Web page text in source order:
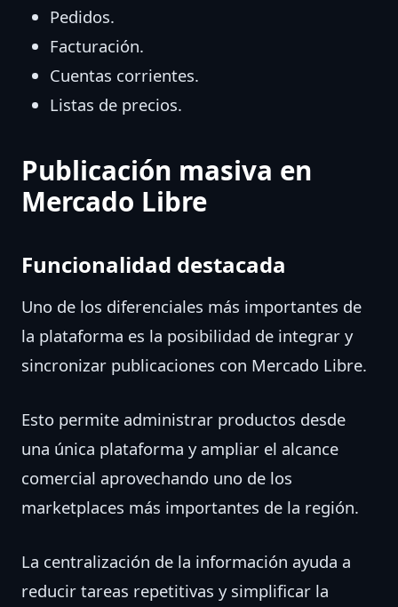
Pedidos.
Facturación.
Cuentas corrientes.
Listas de precios.
Publicación masiva en
Mercado Libre
Funcionalidad destacada
Uno de los diferenciales más importantes de
la plataforma es la posibilidad de integrar y
sincronizar publicaciones con Mercado Libre.
Esto permite administrar productos desde
una única plataforma y ampliar el alcance
comercial aprovechando uno de los
marketplaces más importantes de la región.
La centralización de la información ayuda a
reducir tareas repetitivas y simplificar la